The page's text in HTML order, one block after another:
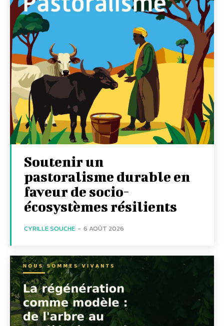
Soutenir un
pastoralisme durable en
faveur de socio-
écosystèmes résilients
CYRILLE SOUCHE - 6 AOÛT 2026